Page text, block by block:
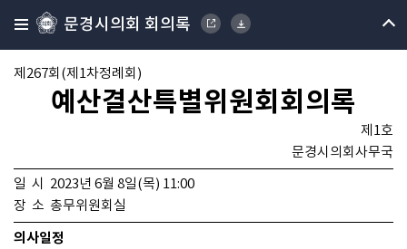
문경시의회 회의록
제267회(제1차정례회)
예산결산특별위원회회의록
제1호
문경시의회사무국
일 시 2023년 6월 8일(목) 11:00
장 소 총무위원회실
의사일정